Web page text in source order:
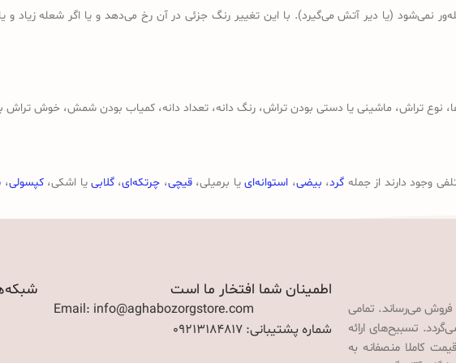
نمی‌شود (یا دیر آتش می‌گیرد). با این تغییر رنگ جزئی در آن رخ می‌دهد و یا اگر شعله
تراش، ماشینی یا دستی بودن تراش، رنگ دانه، تعداد دانه، کمیاب بودن شمش، خوش تراش
وجود دارند از جمله گرد، بیضی، استوانه‌اییا برمیلی،قیچی، چرتکه‌ای، گلابی یا اشکی،کپسولی،
فروش می‌رساند. تمامی
تسبیح‌های ارائه
کاملا منصفانه به
اطمینان شما افتخار ما است
Email: info@aghabozorgstore.com
شماره پشتیبانی: 09213184817